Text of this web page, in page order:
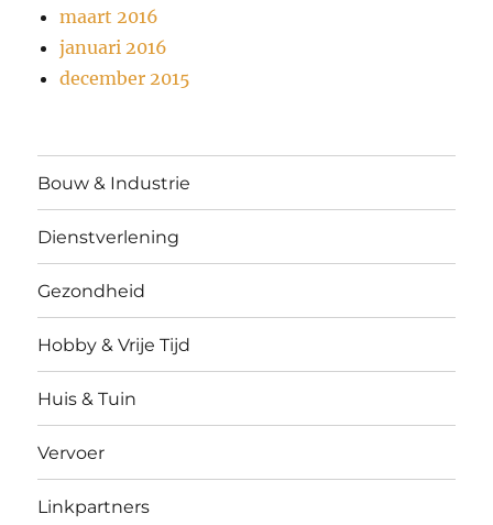
maart 2016
januari 2016
december 2015
Bouw & Industrie
Dienstverlening
Gezondheid
Hobby & Vrije Tijd
Huis & Tuin
Vervoer
Linkpartners